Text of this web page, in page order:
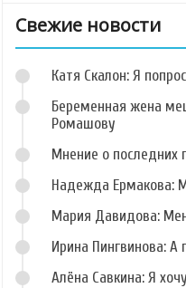
Свежие новости
Катя Скалон: Я
Беременная жена
Ромашову
Мнение о последних
Надежда Ермакова:
Мария Давидова:
Ирина Пингвинова: А
Алёна Савкина: Я